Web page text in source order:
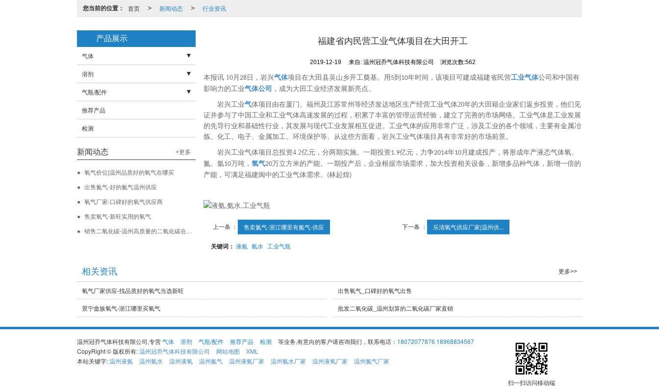
您当前的位置： 首页 > 新闻动态 > 行业资讯
福建省内民营工业气体项目在大田开工
2019-12-19 来自: 温州冠乔气体科技有限公司 浏览次数:562
本报讯10月 28日，岩兴气体项目在大田县吴山乡开工奠基。用 5到 10年时间，该项目可建成福建省民营工业气体公司和中国有
影响力的工业气体公司 ，成为大田工业经济发展新亮点。
岩兴工业气体项目由在厦门、福州及江苏常州等经济发达地区生产经营工业气体20年的大田籍企业家们返乡投资，他们见
证并参与了中国工业和工业气体高速发展的过程，积累了丰富的管理运营经验，建立了完善的市场网络。工业气体是工业发展
的先导行业和基础性行业，其发展与现代工业发展相互促进。工业气体的应用非常广泛，涉及工业的各个领域，主要有金属冶
炼、化工、电子、金属加工、环境保护等。从这些方面看，岩兴工业气体项目具有非常好的市场前景。
岩兴工业气体项目总投资4.2亿元，分两期实施。一期投资1.9亿元，力争2014年10月建成投产，将形成年产液态气体氧、
氮、氩10万吨， 氢气20万立方米的产能。一期投产后，企业根据市场需求，加大投资相关设备，新增多品种气体，新增一倍的
产能，可满足福建闽中的工业气体需求。 (林起煌)
上一条 ： 售卖氮气-浙江哪里有氮气-供应 下一条 ： 乐清氧气供应厂家|温州供...
关键词： 液氨 氨水 工业气瓶
产品展示
气体
- 液态气体
- 工业气体
- 高纯气体
- 混合气体
- 标准气体
溶剂
- 氨水
- 蚀刻液
气瓶/配件
- 高压管
- 防震圈
- 瓶帽
- 各种气瓶
推荐产品
检测
新闻动态 +更多
氧气价位|温州品质好的氧气在哪买
出售氮气-好的氮气温州供应
氧气厂家-口碑好的氧气供应商
售卖氧气-新旺实用的氧气
销售二氧化碳-温州高质量的二氧化碳在哪买
相关资讯 更多>>
氧气厂家供应-找品质好的氧气当选新旺 出售氧气_口碑好的氧气出售
景宁畲族氧气-浙江哪里买氧气 批发二氧化碳_温州划算的二氧化碳厂家直销
温州冠乔气体科技有限公司,专营气体 溶剂 气瓶/配件 推荐产品 检测 等业务,有意向的客户请咨询我们，联系电话： 18072077876 18968834567
CopyRight © 版权所有:温州冠乔气体科技有限公司 网站地图
XML
本站关键字:温州液氨 温州氨水 温州液氧 温州氮气 温州液氨厂家 温州氨水厂家 温州液氧厂家 温州氮气厂家
扫一扫访问移动端